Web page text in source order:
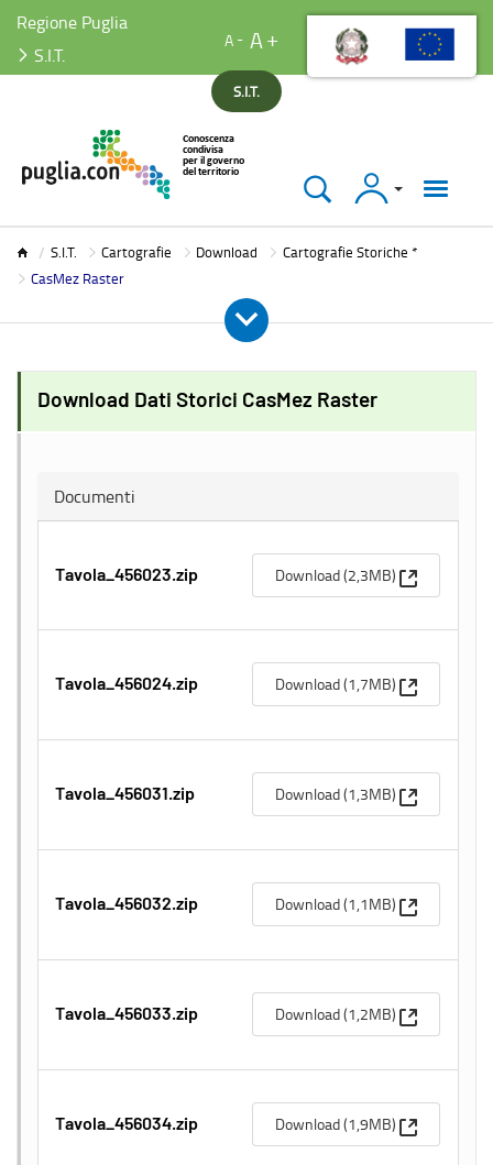
Regione Puglia
S.I.T.
A A
S.I.T.
Accedi
S.I.T. Cartografie Download
Cartografie Storiche *
CasMez Raster
Download Dati Storici CasMez Raster
Documenti
Tavola_456023.zip Download (2,3MB) (Apre una
Tavola_456024.zip Download (1,7MB) (Apre una
Tavola_456031.zip Download (1,3MB) (Apre una
Tavola_456032.zip Download (1,1MB) (Apre una
Tavola_456033.zip Download (1,2MB) (Apre una
Tavola_456034.zip Download (1,9MB) (Apre una